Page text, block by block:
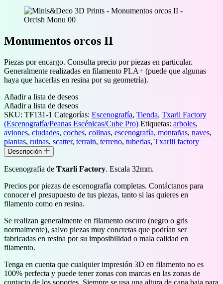
Monumentos orcos II
Piezas por encargo. Consulta precio por piezas en particular.
Generalmente realizadas en filamento PLA+ (puede que algunas
haya que hacerlas en resina por su geometría).
Añadir a lista de deseos
Añadir a lista de deseos
SKU: TF131-1 Categorías: Escenografía, Tienda, Txarli Factory
(Escenografía/Peanas Escénicas/Cube Pro) Etiquetas: arboles,
aviones, ciudades, coches, colinas, escenografía, montañas, naves,
plantas, ruinas, scatter, terrain, terreno, tuberias, Txarlii factory
Descripción
Escenografía de Txarli Factory. Escala 32mm.
Precios por piezas de escenografía completas. Contáctanos para
conocer el presupuesto de tus piezas, tanto si las quieres en
filamento como en resina.
Se realizan generalmente en filamento oscuro (negro o gris
normalmente), salvo piezas muy concretas que podrían ser
fabricadas en resina por su imposibilidad o mala calidad en
filamento.
Tenga en cuenta que cualquier impresión 3D en filamento no es
100% perfecta y puede tener zonas con marcas en las zonas de
contacto de los soportes. Siempre se usa una altura de capa baja para